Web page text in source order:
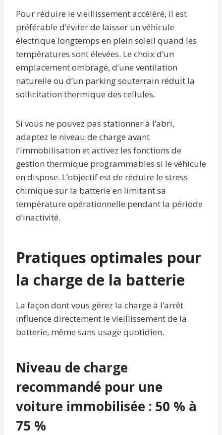
Pour réduire le vieillissement accéléré, il est
préférable d’éviter de laisser un véhicule
électrique longtemps en plein soleil quand les
températures sont élevées. Le choix d’un
emplacement ombragé, d’une ventilation
naturelle ou d’un parking souterrain réduit la
sollicitation thermique des cellules.
Si vous ne pouvez pas stationner à l’abri,
adaptez le niveau de charge avant
l’immobilisation et activez les fonctions de
gestion thermique programmables si le véhicule
en dispose. L’objectif est de réduire le stress
chimique sur la batterie en limitant sa
température opérationnelle pendant la période
d’inactivité.
Pratiques optimales pour
la charge de la batterie
La façon dont vous gérez la charge à l’arrêt
influence directement le vieillissement de la
batterie, même sans usage quotidien.
Niveau de charge
recommandé pour une
voiture immobilisée : 50 % à
75 %